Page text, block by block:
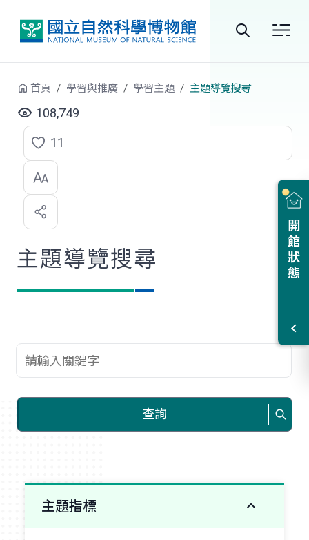
站
尋
開館狀態
首頁 學習與推廣 學習主題 主題導覽搜尋
108,749
點
選
喜
歡
11
主題導覽搜尋
查詢關鍵字
查詢
主題指標